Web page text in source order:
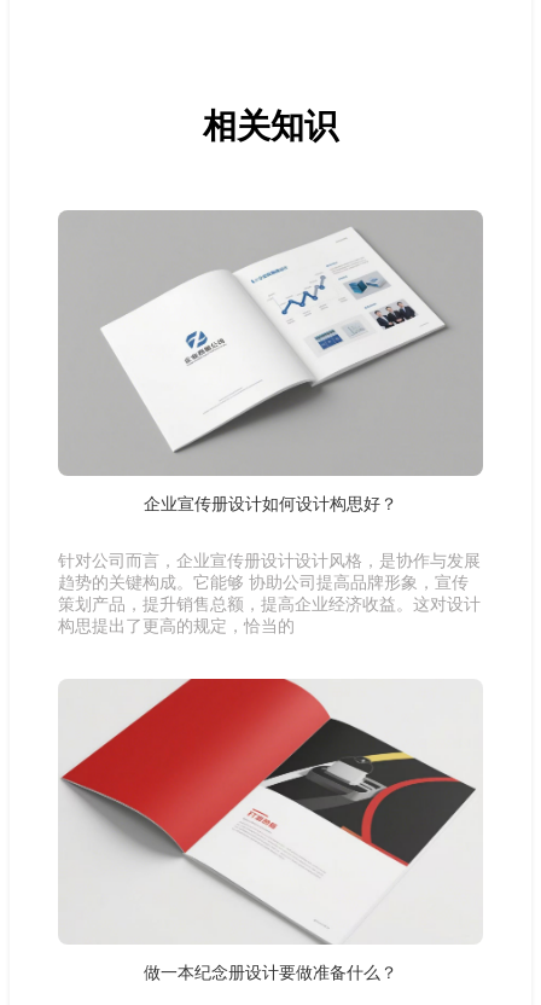
相关知识
企业宣传册设计如何设计构思好？
针对公司而言，企业宣传册设计设计风格，是协作与发展
趋势的关键构成。它能够 协助公司提高品牌形象，宣传
策划产品，提升销售总额，提高企业经济收益。这对设计
构思提出了更高的规定，恰当的
做一本纪念册设计要做准备什么？